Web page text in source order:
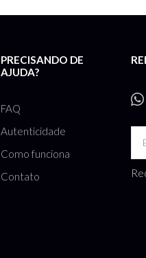
PRECISANDO DE
AJUDA?
FAQ
Autenticidade
Como funciona
Contato